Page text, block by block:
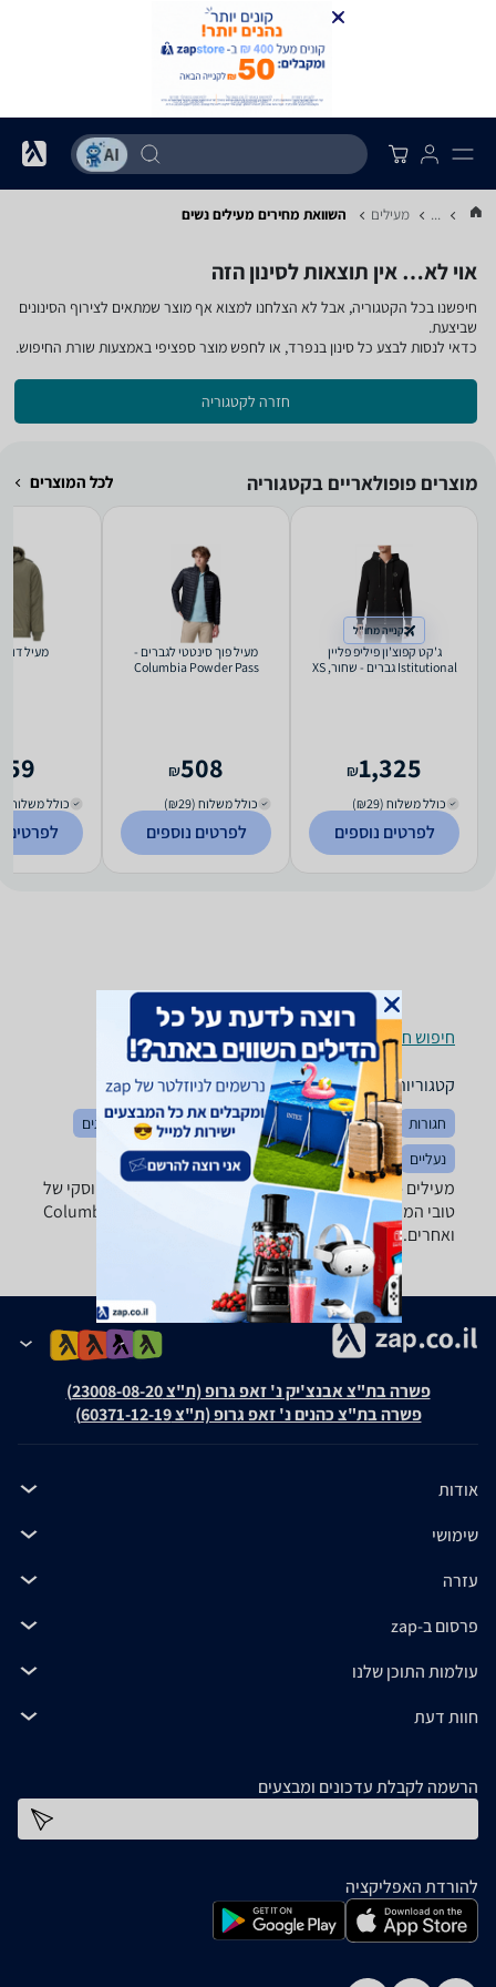
... מעילים השוואת מחירים מעילים ‏נשים
אוי לא… אין תוצאות לסינון הזה
חיפשנו בכל הקטגוריה, אבל לא הצלחנו למצוא אף מוצר שמתאים לצירוף הסינונים
שביצעת.
כדאי לנסות לבצע כל סינון בנפרד, או לחפש מוצר ספציפי באמצעות שורת החיפוש.
חזרה לקטגוריה
מוצרים פופולאריים בקטגוריה לכל המוצרים
קנייה מחו"ל
ג'קט קפוצ'ון פיליפ פליין
Istitutional גברים - שחור, XS
1,325
₪
כולל משלוח (₪29)
לפרטים נוספים
מעיל פוך סינטטי לגברים -
Columbia Powder Pass
508
₪
כולל משלוח (₪29)
לפרטים נוספים
מעיל
כולל משלוח (₪40)
לפרטים
חיפוש חנויות מעילים לפי עיר
קטגוריות משלימות
חגורות הלבשה כללי כובעים מכנסיים
חולצות וסריגים
נעליים
בגדי ספורט
מעילים - ‏נשים מבחר ענק של מעילי פליז, רוח, גשם פוך וסקי של
טובי המותגים: Columbia, Marmot, The North Face, Salewa
ואחרים.
פשרה בת"צ אבנצ'יק נ' זאפ גרופ (ת"צ 23008-08-20)
פשרה בת"צ כהנים נ' זאפ גרופ (ת"צ 60371-12-19)
אודות
שימושי
עזרה
פרסום ב-zap
עולמות התוכן שלנו
חוות דעת
הרשמה לקבלת עדכונים ומבצעים
להורדת האפליקציה